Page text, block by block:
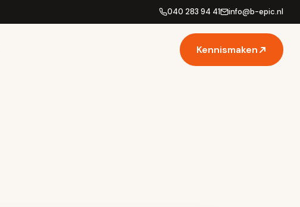
040 283 94 41 info@b-epic.nl
Kennismaken